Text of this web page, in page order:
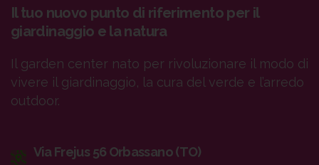
Il tuo nuovo punto di riferimento per il
giardinaggio e la natura
Il garden center nato per rivoluzionare il modo di
vivere il giardinaggio, la cura del verde e l’arredo
outdoor.
Via Frejus 56 Orbassano (TO)